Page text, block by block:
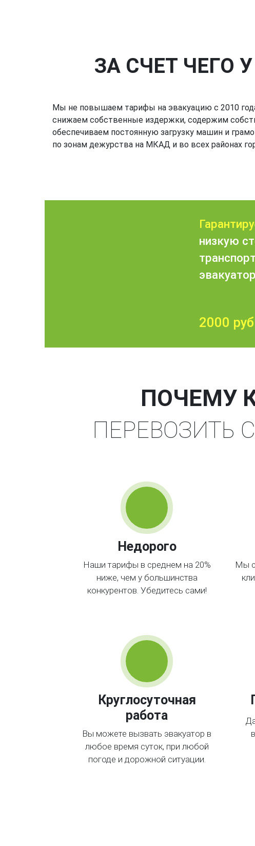
ЗА СЧЕТ ЧЕГО
Мы не повышаем тарифы на эвакуацию с 2010
снижаем собственные издержки, содержим
обеспечиваем постоянную загрузку машин и
по зонам дежурства на МКАД и во всех районах
низкую
2000 руб
ПОЧЕМУ
ПЕРЕВОЗИТЬ
Недорого
Наши тарифы в среднем на 20%
ниже, чем у большинства
конкурентов. Убедитесь сами!
Мы
Круглосуточная
работа
Вы можете вызвать эвакуатор в
любое время суток, при любой
погоде и дорожной ситуации.